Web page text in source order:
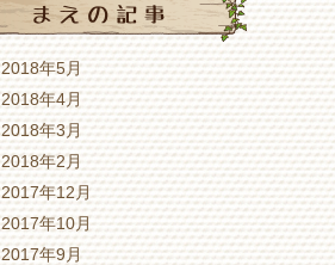
2018年5月
2018年4月
2018年3月
2018年2月
2017年12月
2017年10月
2017年9月